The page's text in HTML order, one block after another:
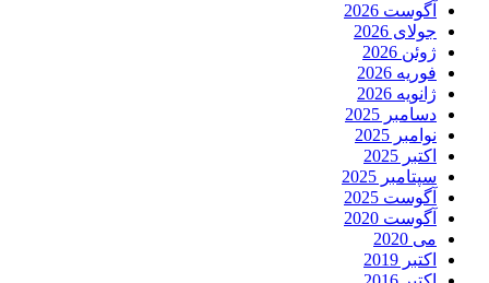
آگوست 2026
جولای 2026
ژوئن 2026
فوریه 2026
ژانویه 2026
دسامبر 2025
نوامبر 2025
اکتبر 2025
سپتامبر 2025
آگوست 2025
آگوست 2020
می 2020
اکتبر 2019